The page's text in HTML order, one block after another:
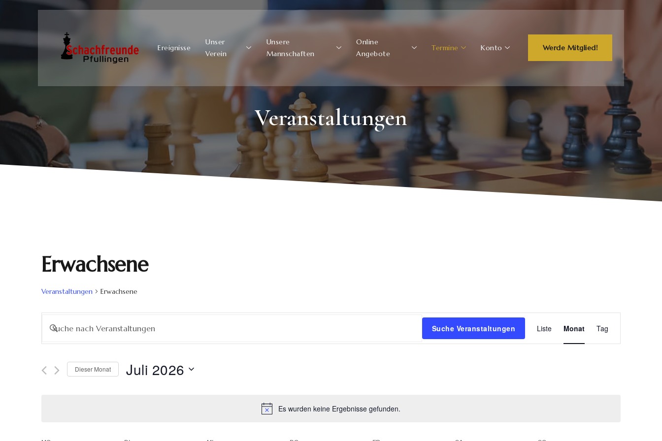
Ereignisse
Unser
Verein
Unsere
Mannschaften
Online
Angebote
Termine Konto Werde Mitglied!
Veranstaltungen
Es wurden keine Ergebnisse gefunden.
Erwachsene
Veranstaltungen Erwachsene
Veranstaltungen
Suche
und
Bitte
nach
Suche Veranstaltungen
Ansichten-
Liste Monat Tag
Dieser Monat Juli 2026